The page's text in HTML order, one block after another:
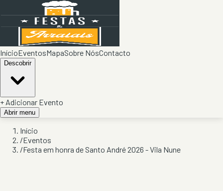
InícioEventosMapaSobre NósContacto
Descobrir
+ Adicionar Evento
Abrir menu
Início
/Eventos
/Festa em honra de Santo André 2026 - Vila Nune